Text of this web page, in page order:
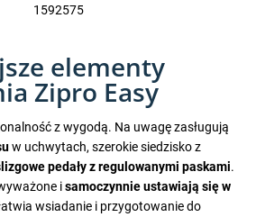
1592575
elementy
Zipro Easy
z wygodą. Na uwagę zasługują
w uchwytach, szerokie siedzisko z
pedały z regulowanymi paskami.
isamoczynnie ustawiają się w
wsiadanie i przygotowanie do